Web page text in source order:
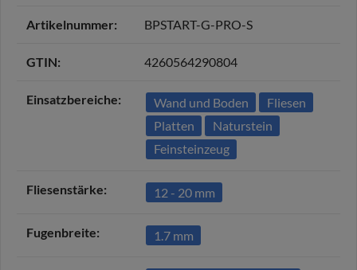
Artikelnummer: BPSTART-G-PRO-S
GTIN: 4260564290804
Einsatzbereiche‍: Wand und Boden
Fliesen
Platten
Naturstein
Feinsteinzeug
Fliesenstärke‍: 12 - 20 mm
Fugenbreite‍: 1.7 mm